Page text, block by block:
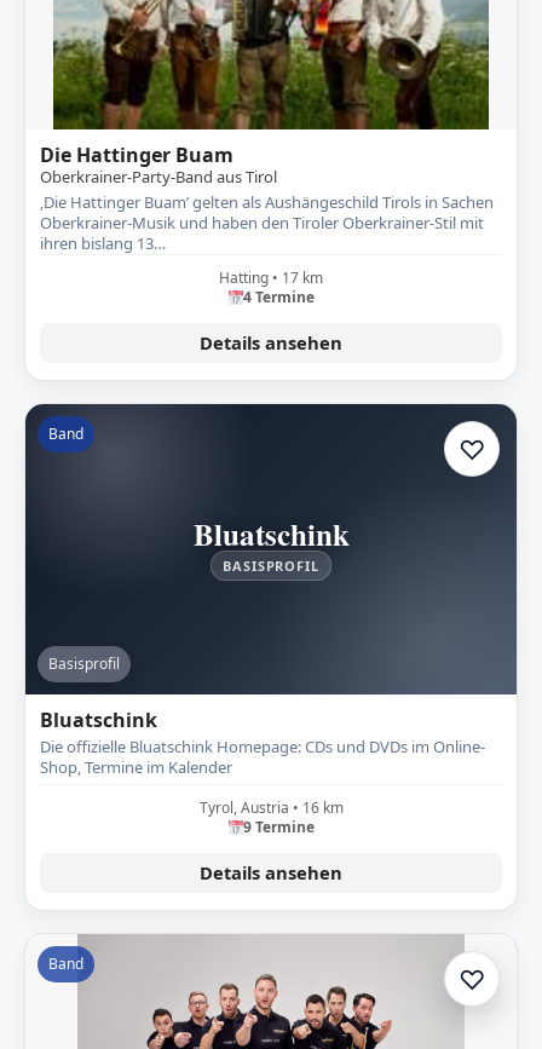
Die Hattinger Buam
Oberkrainer-Party-Band aus Tirol
‚Die Hattinger Buam’ gelten als Aushängeschild Tirols in Sachen
Oberkrainer-Musik und haben den Tiroler Oberkrainer-Stil mit
ihren bislang 13…
Hatting • 17 km
4 Termine
Details ansehen
Bluatschink
BASISPROFIL
Band
Basisprofil
♡Zur
Bluatschink
Die offizielle Bluatschink Homepage: CDs und DVDs im Online-
Shop, Termine im Kalender
Tyrol, Austria • 16 km
9 Termine
Details ansehen
Band ♡Zur